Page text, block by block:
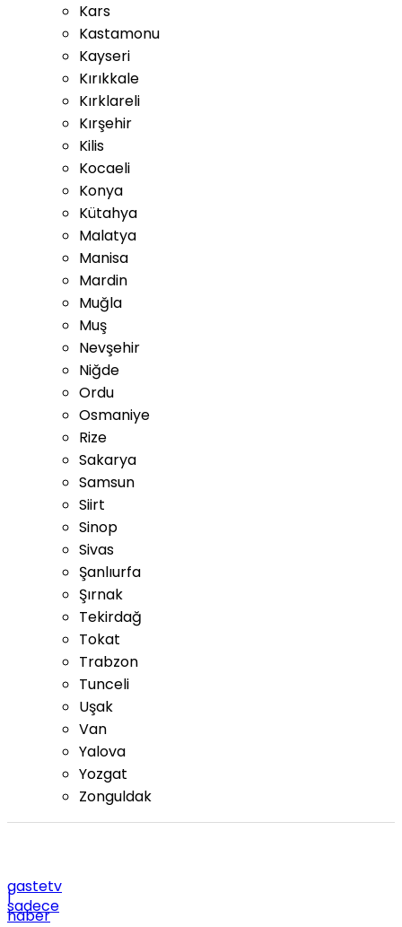
Kars
Kastamonu
Kayseri
Kırıkkale
Kırklareli
Kırşehir
Kilis
Kocaeli
Konya
Kütahya
Malatya
Manisa
Mardin
Muğla
Muş
Nevşehir
Niğde
Ordu
Osmaniye
Rize
Sakarya
Samsun
Siirt
Sinop
Sivas
Şanlıurfa
Şırnak
Tekirdağ
Tokat
Trabzon
Tunceli
Uşak
Van
Yalova
Yozgat
Zonguldak
gastetv
|
sadece
haber